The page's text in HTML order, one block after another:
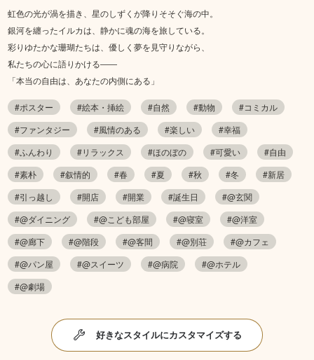
虹色の光が渦を描き、星のしずくが降りそそぐ海の中。
銀河を纏ったイルカは、静かに魂の海を旅している。
彩りゆたかな珊瑚たちは、優しく夢を見守りながら、
私たちの心に語りかける――
「本当の自由は、あなたの内側にある」
#ポスター #絵本・挿絵 #自然 #動物
#コミカル
#ファンタジー
#風情のある #楽しい
#幸福
#ふんわり
#リラックス #ほのぼの #可愛い
#自由
#素朴
#叙情的 #春 #夏 #秋 #冬
#新居
#引っ越し
#開店 #開業 #誕生日
#@玄関
#@ダイニング
#@こども部屋 #@寝室
#@洋室
#@廊下
#@階段 #@客間 #@別荘
#@カフェ
#@パン屋
#@スイーツ #@病院
#@ホテル
#@劇場
好きなスタイルにカスタマイズする